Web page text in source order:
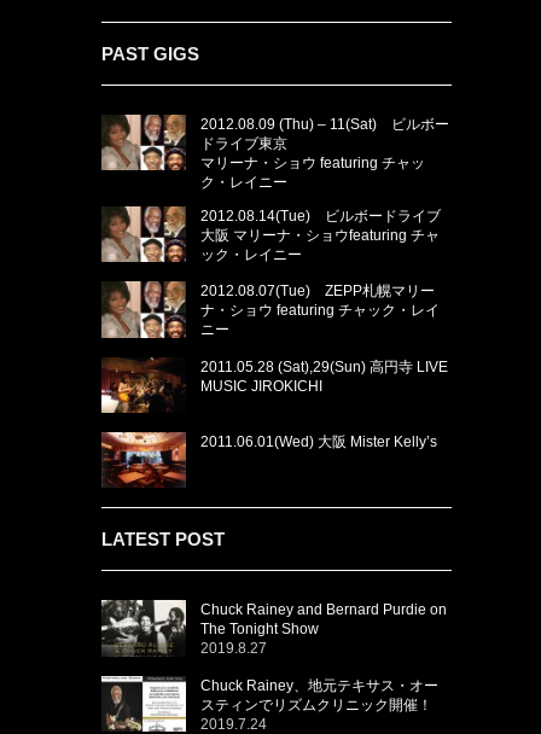
PAST GIGS
2012.08.09 (Thu) – 11(Sat) ビルボー
ドライブ東京
マリーナ・ショウ featuring チャッ
ク・レイニー
2012.08.14(Tue) ビルボードライブ
大阪 マリーナ・ショウfeaturing チャ
ック・レイニー
2012.08.07(Tue) ZEPP札幌マリー
ナ・ショウ featuring チャック・レイ
ニー
2011.05.28 (Sat),29(Sun) 高円寺 LIVE
MUSIC JIROKICHI
2011.06.01(Wed) 大阪 Mister Kelly’s
LATEST POST
Chuck Rainey and Bernard Purdie on
The Tonight Show
2019.8.27
Chuck Rainey、地元テキサス・オー
スティンでリズムクリニック開催！
2019.7.24